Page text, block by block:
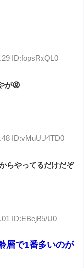
ID:fopsRxQL0
が😡
ID:vMuUU4TD0
らやってるだけだぞ
ID:EBejB5/U0
層で1番多いのが